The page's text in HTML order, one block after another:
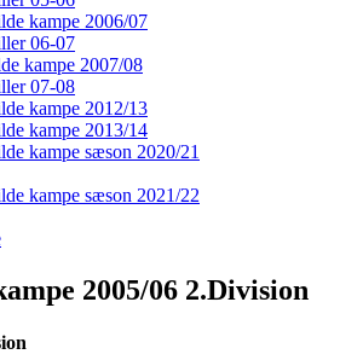
kampe 2006/07
06-07
kampe 2007/08
07-08
kampe 2012/13
kampe 2013/14
kampe sæson 2020/21
kampe sæson 2021/22
2005/06 2.Division